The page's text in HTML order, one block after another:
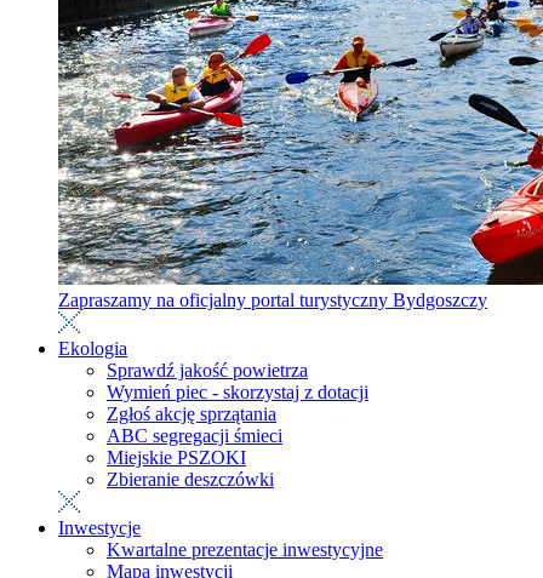
Zapraszamy na oficjalny portal turystyczny Bydgoszczy
Ekologia
Sprawdź jakość powietrza
Wymień piec - skorzystaj z dotacji
Zgłoś akcję sprzątania
ABC segregacji śmieci
Miejskie PSZOKI
Zbieranie deszczówki
Inwestycje
Kwartalne prezentacje inwestycyjne
Mapa inwestycji